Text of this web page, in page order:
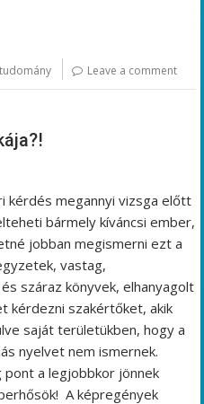
tudomány Leave a comment
kérdés megannyi vizsga előtt
bármely kíváncsi ember,
jobban megismerni ezt a
vastag,
száraz könyvek, elhanyagolt
kérdezni szakértőket, akik
saját területükben, hogy a
nyelvet nem ismernek.
pont a legjobbkor jönnek
A képregények